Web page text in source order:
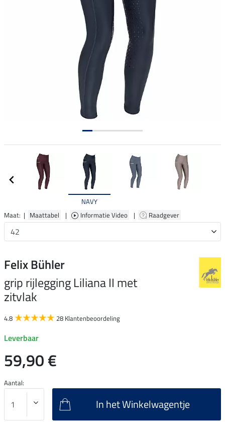
NAVY
Maat: | Maattabel | Informatie Video | Raadgever
Felix Bühler
grip rijlegging Liliana II met
zitvlak
4.8 28 Klantenbeoordeling
Leverbaar
59,90 €
Aantal:
In het Winkelwagentje